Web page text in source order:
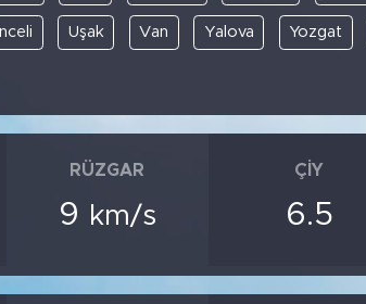
Uşak Van Yalova Yozgat
RÜZGAR
9 km/s
ÇIY
6.5